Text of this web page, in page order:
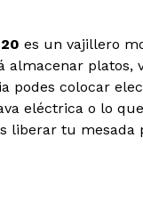
es un vajillero
platos,
podes colocar
eléctrica o lo
liberar tu mesada